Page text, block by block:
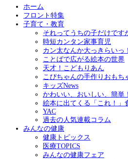
ホーム
フロント特集
子育て・教育
それってうちの子だけです
時短カンタン家事育児
カン太なんか大っきらいっ！
ことばで広がる絵本の世界
天才！こどもりあん
こぴちゃんの手作りおもち
キッズNews
かわいい、おいしい、簡単
絵本に出てくる「これ！」
YAC
過去の人気連載コラム
みんなの健康
健康トピックス
医療TOPICS
みんなの健康フェア